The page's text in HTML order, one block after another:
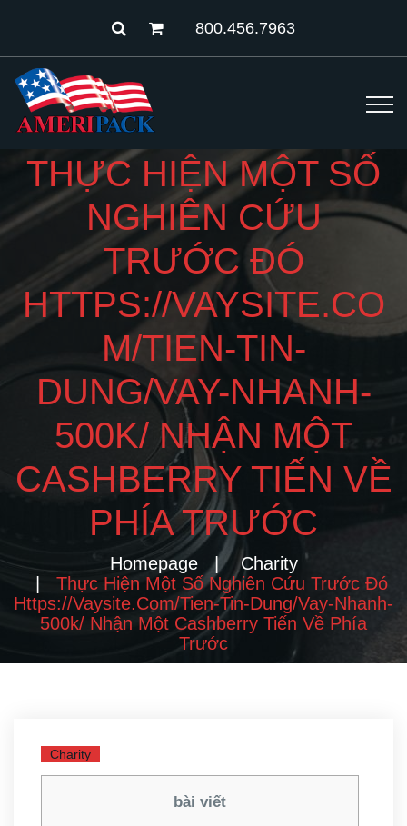
800.456.7963
THỰC HIỆN MỘT SỐ
NGHIÊN CỨU
TRƯỚC ĐÓ
HTTPS://VAYSITE.CO
M/TIEN-TIN-
DUNG/VAY-NHANH-
500K/ NHẬN MỘT
CASHBERRY TIẾN VỀ
PHÍA TRƯỚC
Homepage
Charity
Thực Hiện Một Số Nghiên Cứu Trước Đó
Https://vaysite.com/tien-Tin-Dung/vay-Nhanh-
500k/ Nhận Một Cashberry Tiến Về Phía
Trước
Charity
bài viết